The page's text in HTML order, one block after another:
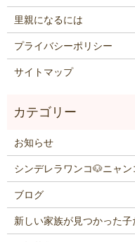
里親になるには
プライバシーポリシー
サイトマップ
お知らせ
シンデレラワンコ🐶ニャン
ブログ
新しい家族が見つかった子